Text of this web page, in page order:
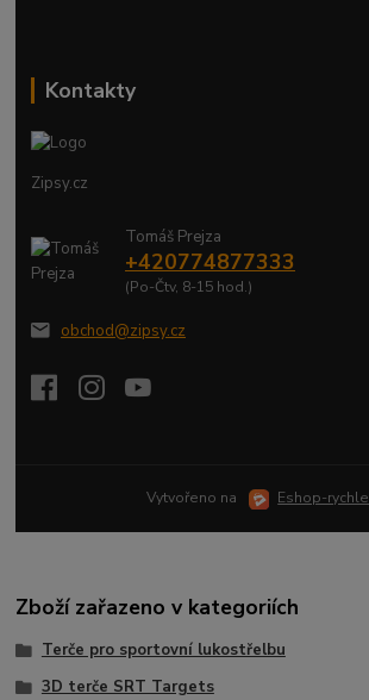
Kontakty
Zipsy.cz
Tomáš Prejza
+420774877333
(Po-Čtv, 8-15 hod.)
obchod@zipsy.cz
Vytvořeno na Eshop-
Zboží zařazeno v kategoriích
Terče pro sportovní lukostřelbu
3D terče SRT Targets